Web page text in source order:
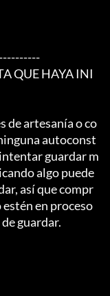
QUE HAYA INI
de artesanía o co
autoconst
guardar m
algo puede
así que compr
en proceso
guardar.